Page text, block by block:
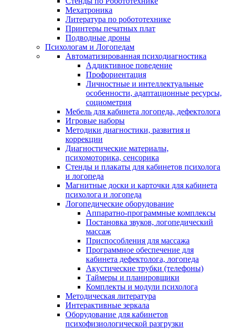
Мехатроника
Литература по робототехнике
Принтеры печатных плат
Подводные дроны
Психологам и Логопедам
Автоматизированная психодиагностика
Аддиктивное поведение
Профориентация
Личностные и интеллектуальные
особенности, адаптационные ресурсы,
социометрия
Мебель для кабинета логопеда, дефектолога
Игровые наборы
Методики диагностики, развития и
коррекции
Диагностические материалы,
психомоторика, сенсорика
Стенды и плакаты для кабинетов психолога
и логопеда
Магнитные доски и карточки для кабинета
психолога и логопеда
Логопедические оборудование
Аппаратно-программные комплексы
Постановка звуков, логопедический
массаж
Приспособления для массажа
Программное обеспечение для
кабинета дефектолога, логопеда
Акустические трубки (телефоны)
Таймеры и планировщики
Комплекты и модули психолога
Методическая литература
Интерактивные зеркала
Оборудование для кабинетов
психофизиологической разгрузки